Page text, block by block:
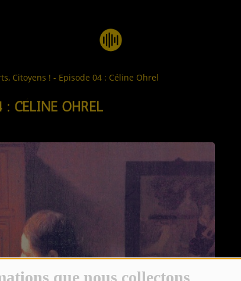
que nous collectons
Citoyens ! - Episode 04 : Céline Ohrel
CÉLINE OHREL